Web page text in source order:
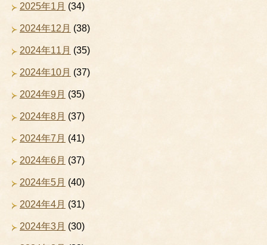
2025年1月 (34)
2024年12月 (38)
2024年11月 (35)
2024年10月 (37)
2024年9月 (35)
2024年8月 (37)
2024年7月 (41)
2024年6月 (37)
2024年5月 (40)
2024年4月 (31)
2024年3月 (30)